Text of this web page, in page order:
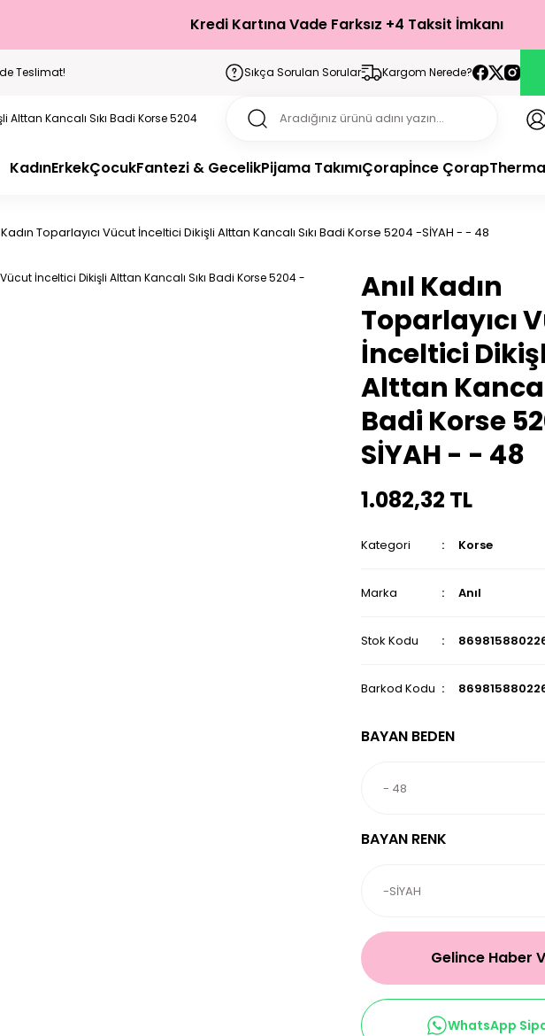
Kredi Kartına Vade Farksız +4 Taksit İmkanı
Teslimat! Sıkça Sorulan Sorular Kargom Nerede?
KadınErkekÇocukFantezi & GecelikPijama TakımıÇorapİnce Çorap
Kadın Toparlayıcı Vücut İnceltici Dikişli Alttan Kancalı Sıkı Badi Korse 5204 -SİYAH - - 48
Anıl Kadın
Toparlayıcı
İnceltici
Alttan
Badi Korse
SİYAH - - 48
1.082,32 TL
Kategori Korse
Marka Anıl
Stok Kodu
Barkod Kodu
BAYAN BEDEN
BAYAN RENK
Gelince Haber
WhatsApp